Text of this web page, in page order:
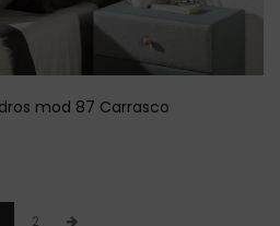
mod 87 Carrasco
2